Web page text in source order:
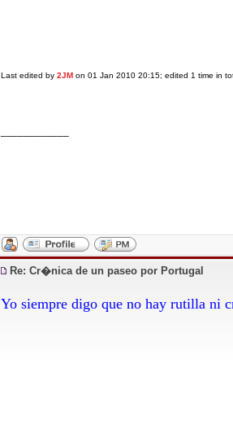
Last edited by 2JM on 01 Jan 2010 20:15; edited 1 time in
Re: Cr�nica de un paseo por Portugal
Yo siempre digo que no hay rutilla